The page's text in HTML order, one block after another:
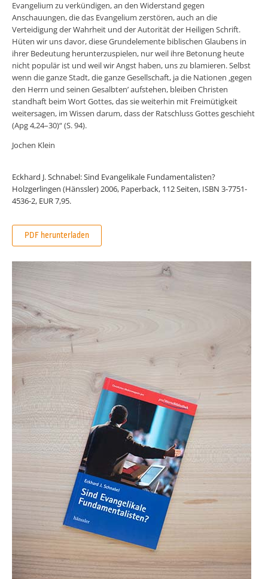
Evangelium zu verkündigen, an den Widerstand gegen
Anschauungen, die das Evangelium zerstören, auch an die
Verteidigung der Wahrheit und der Autorität der Heiligen Schrift.
Hüten wir uns davor, diese Grundelemente biblischen Glaubens in
ihrer Bedeutung herunterzuspielen, nur weil ihre Betonung heute
nicht populär ist und weil wir Angst haben, uns zu blamieren. Selbst
wenn die ganze Stadt, die ganze Gesellschaft, ja die Nationen ‚gegen
den Herrn und seinen Gesalbten’ aufstehen, bleiben Christen
standhaft beim Wort Gottes, das sie weiterhin mit Freimütigkeit
weitersagen, im Wissen darum, dass der Ratschluss Gottes geschieht
(Apg 4,24–30)“ (S. 94).
Jochen Klein
Eckhard J. Schnabel: Sind Evangelikale Fundamentalisten?
Holzgerlingen (Hänssler) 2006, Paperback, 112 Seiten, ISBN 3-7751-
4536-2, EUR 7,95.
PDF herunterladen